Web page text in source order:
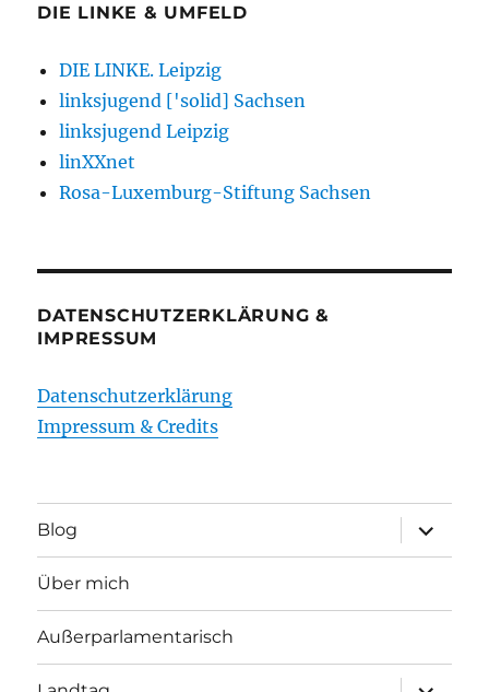
DIE LINKE & UMFELD
DIE LINKE. Leipzig
linksjugend ['solid] Sachsen
linksjugend Leipzig
linXXnet
Rosa-Luxemburg-Stiftung Sachsen
DATENSCHUTZERKLÄRUNG &
IMPRESSUM
Datenschutzerklärung
Impressum & Credits
Blog
öffnen
Über mich
Außerparlamentarisch